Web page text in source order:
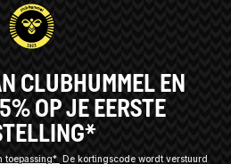
CLUBHUMMEL EN
OP JE EERSTE
toepassing* De kortingscode wordt verstuurd